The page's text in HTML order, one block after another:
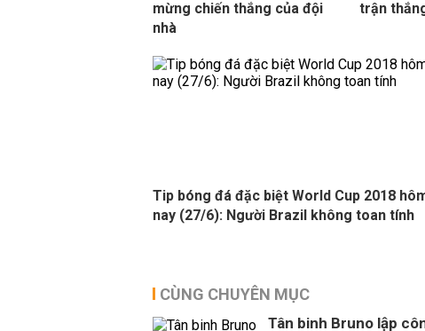
mừng chiến thắng của đội
nhà
trận
Tip bóng đá đặc biệt World Cup 2018
nay (27/6): Người Brazil không toan tính
CÙNG CHUYÊN MỤC
Tân binh Bruno lập